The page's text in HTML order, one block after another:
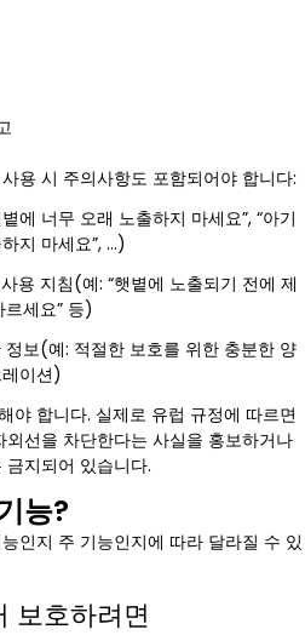
용 시 주의사항도 포함되어야 합니다:
에 너무 오래 노출하지 마세요”, “아기
지 마세요”, …)
용 지침(예: “햇볕에 노출되기 전에 제
르세요” 등)
보(예: 적절한 보호를 위한 충분한 양
이션)
야 합니다. 실제로 유럽 규정에 따르면
선을 차단한다는 사실을 홍보하거나
지되어 있습니다.
능?
인지 주 기능인지에 따라 달라질 수 있
보호하려면